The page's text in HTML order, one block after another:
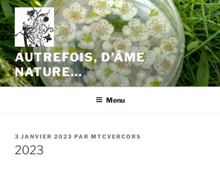
Aller
au
contenu
principal
AUTREFOIS, D'ÂME
NATURE…
Menu
PUBLIÉ
LE
3 JANVIER 2023 PAR MTCVERCORS
2023